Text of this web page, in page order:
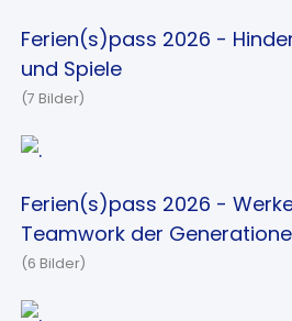
Ferien(s)pass 2026 -
und Spiele
(7 Bilder)
Ferien(s)pass 2026 -
Teamwork der
(6 Bilder)